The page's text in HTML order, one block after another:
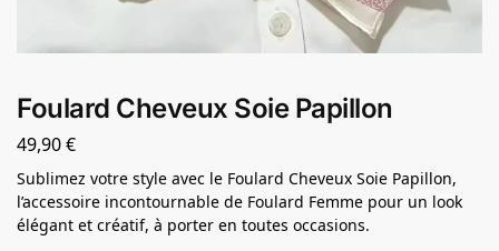
Foulard Cheveux Soie Papillon
49,90€
Sublimez votre style avec le Foulard Cheveux Soie Papillon,
l’accessoire incontournable de Foulard Femme pour un look
élégant et créatif, à porter en toutes occasions.